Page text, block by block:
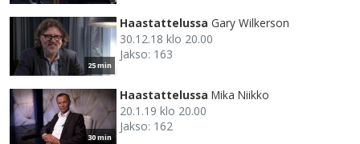
25 min
Haastattelussa Gary Wilkerson
30.12.18 klo 20.00
Jakso: 163
30 min
Haastattelussa Mika Niikko
20.1.19 klo 20.00
Jakso: 162